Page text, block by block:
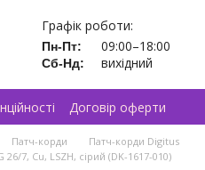
Графік роботи:
Пн-Пт: 09:00–18:00
Сб-Нд: вихідний
Договір оферти
Патч-корди
Патч-корди Digitus
7, Cu, LSZH, сірий (DK-1617-010)